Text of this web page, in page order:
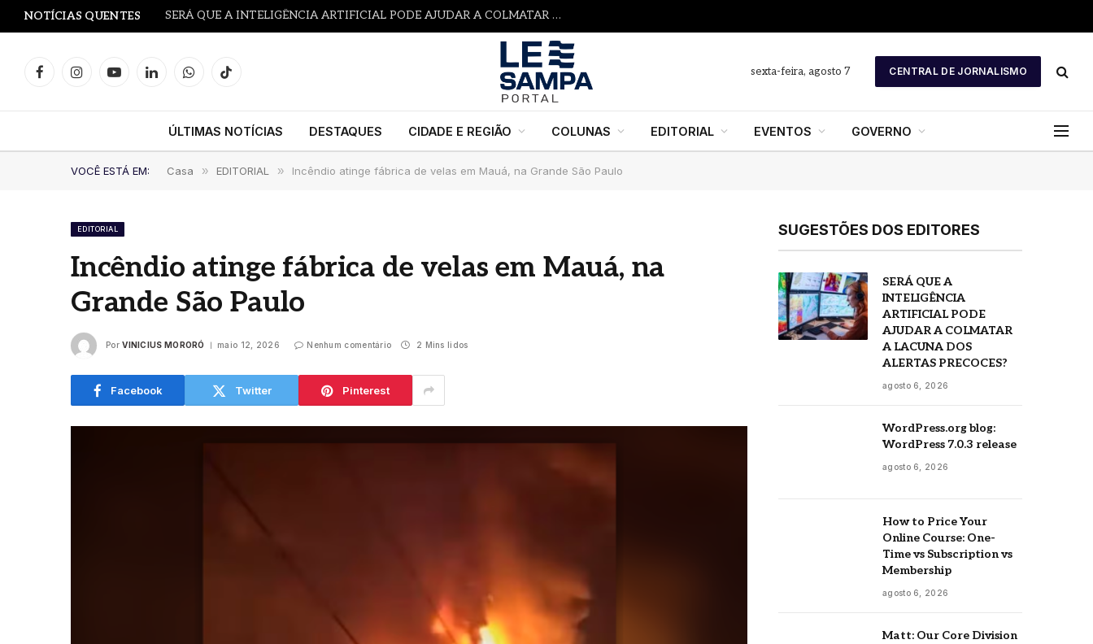
NOTÍCIAS QUENTES SERÁ QUE A INTELIGÊNCIA ARTIFICIAL PODE AJUDAR A COLMATAR A LACUNA DOS ALERTAS PRECOCES?
FacebookInstagramYouTubeLinkedInWhatsAppTikTok
sexta-feira, agosto 7 CENTRAL DE JORNALISMO
ÚLTIMAS NOTÍCIAS DESTAQUES CIDADE E REGIÃO COLUNAS EDITORIAL EVENTOS GOVERNO
VOCÊ ESTÁ EM: Casa » EDITORIAL » Incêndio atinge fábrica de velas em Mauá, na Grande São Paulo
EDITORIAL
Incêndio atinge fábrica de velas em Mauá, na
Grande São Paulo
Por VINICIUS MORORÓ maio 12, 2026 Nenhum comentário 2 Mins lidos
Facebook Twitter Pinterest
SUGESTÕES DOS EDITORES
SERÁ QUE A
INTELIGÊNCIA
ARTIFICIAL PODE
AJUDAR A COLMATAR
A LACUNA DOS
ALERTAS PRECOCES?
agosto 6, 2026
WordPress.org blog:
WordPress 7.0.3 release
agosto 6, 2026
How to Price Your
Online Course: One-
Time vs Subscription vs
Membership
agosto 6, 2026
Matt: Our Core Division